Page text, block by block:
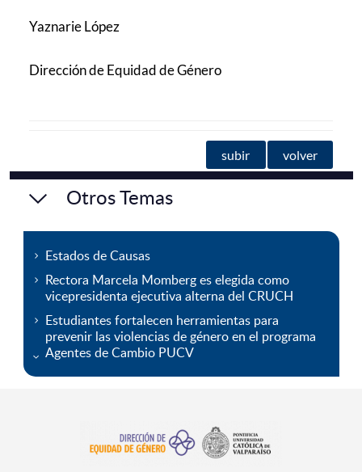
Yaznarie López
Dirección de Equidad de Género
subir volver
Otros Temas
Estados de Causas
Rectora Marcela Momberg es elegida como
vicepresidenta ejecutiva alterna del CRUCH
Estudiantes fortalecen herramientas para
prevenir las violencias de género en el programa
Agentes de Cambio PUCV